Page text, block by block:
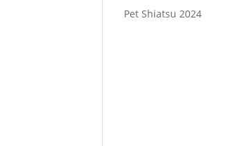
Pet Shiatsu 2024